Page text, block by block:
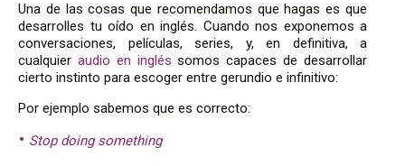
Una de las cosas que recomendamos que hagas es que
desarrolles tu oído en inglés. Cuando nos exponemos a
conversaciones, películas, series, y, en definitiva, a
cualquier audio en inglés somos capaces de desarrollar
cierto instinto para escoger entre gerundio e infinitivo:
Por ejemplo sabemos que es correcto:
Stop doing something